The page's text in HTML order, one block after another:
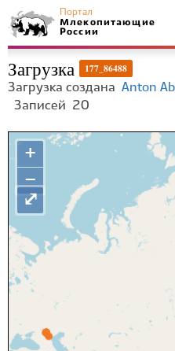
Портал
Млекопитающие
России
Загрузка 177_86488
Загрузка создана Anton
Записей
20
+
−
⤢